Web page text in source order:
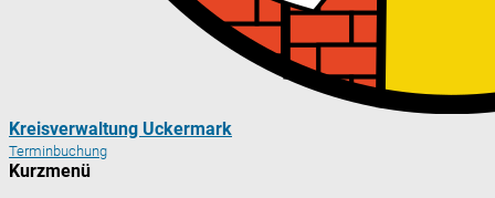
Kreisverwaltung Uckermark
Terminbuchung
Kurzmenü